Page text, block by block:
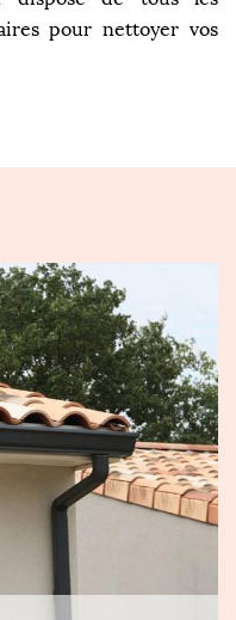
pour nettoyer vos